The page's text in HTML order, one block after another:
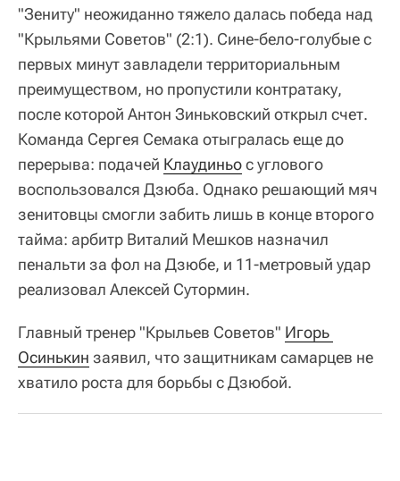
"Зениту" неожиданно тяжело далась победа над
"Крыльями Советов" (2:1). Сине-бело-голубые с
первых минут завладели территориальным
преимуществом, но пропустили контратаку,
после которой Антон Зиньковский открыл счет.
Команда Сергея Семака отыгралась еще до
перерыва: подачей Клаудиньос углового
воспользовался Дзюба. Однако решающий мяч
зенитовцы смогли забить лишь в конце второго
тайма: арбитр Виталий Мешков назначил
пенальти за фол на Дзюбе, и 11-метровый удар
реализовал Алексей Сутормин.
Главный тренер "Крыльев Советов" Игорь
Осинькин заявил, что защитникам самарцев не
хватило роста для борьбы с Дзюбой.